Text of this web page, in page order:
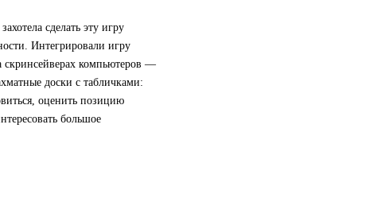
сделать эту игру
Интегрировали игру
скринсейверах компьютеров —
доски с табличками:
оценить позицию
большое